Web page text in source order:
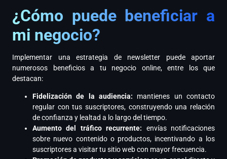
¿Cómo puede beneficiar a
mi negocio?
Implementar una estrategia de newsletter puede aportar
numerosos beneficios a tu negocio online, entre los que
destacan:
Fidelización de la audiencia: mantienes un contacto
regular con tus suscriptores, construyendo una relación
de confianza y lealtad a lo largo del tiempo.
Aumento del tráfico recurrente: envías notificaciones
sobre nuevo contenido o productos, incentivando a los
suscriptores a visitar tu sitio web con mayor frecuencia.